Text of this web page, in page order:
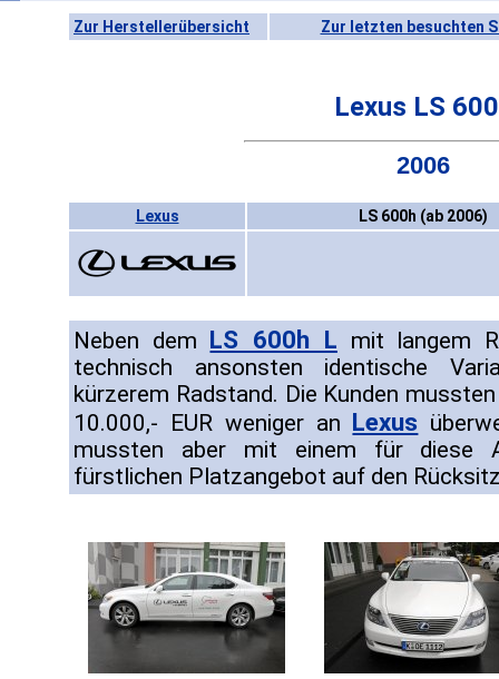
Zur Herstellerübersicht Zur letzten besuchten
Lexus LS
2006
Lexus LS 600h (ab 2006)
Neben dem LS 600h L mit langem
technisch ansonsten identische
kürzerem Radstand. Die Kunden
10.000,- EUR weniger an Lexus
mussten aber mit einem für diese
fürstlichen Platzangebot auf den